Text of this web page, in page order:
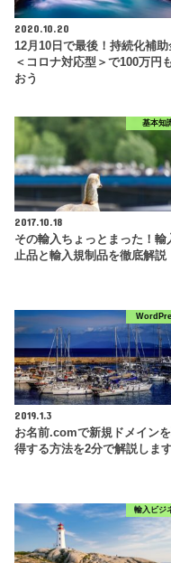
2020.10.20
12月10日で最後！持続化補助
＜コロナ対応型＞で100万円
おう
基本知
2017.10.18
その輸入ちょっとまった！輸
止品と輸入規制品を徹底解説
2019.1.3
お名前.comで新規ドメイン
得する方法を2分で解説しま
輸入ビジ